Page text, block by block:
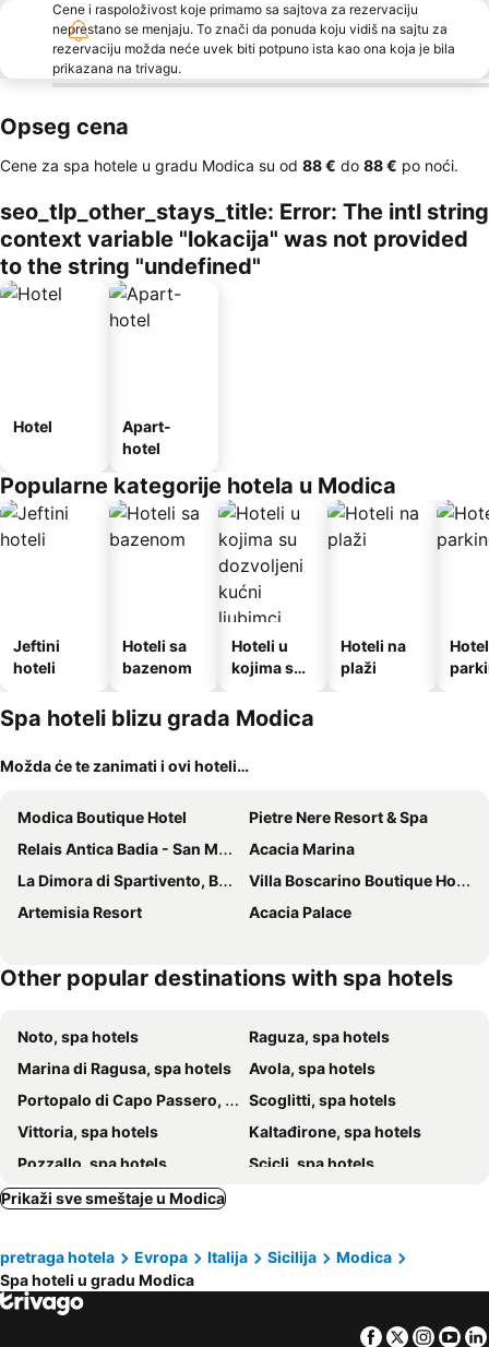
Cene i raspoloživost koje primamo sa sajtova za rezervaciju
neprestano se menjaju. To znači da ponuda koju vidiš na sajtu za
rezervaciju možda neće uvek biti potpuno ista kao ona koja je bila
prikazana na trivagu.
Opseg cena
Cene za spa hotele u gradu Modica su od ‎88 € do ‎88 € po noći.
seo_tlp_other_stays_title: Error: The intl string
context variable "lokacija" was not provided
to the string "undefined"
Hotel
Apart-
hotel
Popularne kategorije hotela u Modica
Jeftini
hoteli
Hoteli sa
bazenom
Hoteli u
kojima su
kućni
ljubimci
Hoteli na
plaži
Spa hoteli blizu grada Modica
Možda će te zanimati i ovi hoteli…
Modica Boutique Hotel
Pietre Nere Resort & Spa
Relais Antica Badia - San Maurizio 1619
Acacia Marina
La Dimora di Spartivento, BW Signature Collection
Villa Boscarino Boutique Hotel & SPA
Artemisia Resort
Acacia Palace
Other popular destinations with spa hotels
Noto, spa hotels
Raguza, spa hotels
Marina di Ragusa, spa hotels
Avola, spa hotels
Portopalo di Capo Passero, spa hotels
Scoglitti, spa hotels
Vittoria, spa hotels
Kaltađirone, spa hotels
Pozzallo, spa hotels
Scicli, spa hotels
Marzamemi, spa hotels
Pachino, spa hotels
Niscemi, spa hotels
Chiaramonte Gulfi, spa hotels Palazzolo Acreide, spa hotels
Vizzini, spa hotels
Prikaži sve smeštaje u Modica
pretraga hotela Evropa Italija Sicilija
Modica
Spa hoteli u gradu Modica
Facebook
Twitter